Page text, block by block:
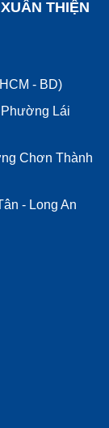
THIỆN
- BD)
Lái
Chơn Thành
- Long An